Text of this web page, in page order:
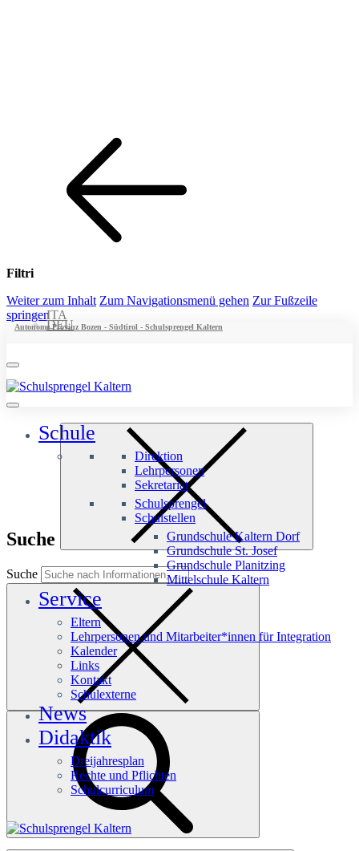
Filtri
Weiter zum Inhalt Zum Navigationsmenü gehen Zur Fußzeile
springen
Autonome Provinz Bozen - Südtirol - Schulsprengel Kaltern
ITA
DEU
Schule
Direktion
Lehrpersonen
Sekretariat
Schulsprengel
Schulstellen
Grundschule Kaltern Dorf
Grundschule St. Josef
Grundschule Planitzing
Mittelschule Kaltern
Service
Eltern
Lehrpersonen und Mitarbeiter*innen für Integration
Kalender
Links
Kontakt
Schulexterne
News
Didaktik
Dreijahresplan
Rechte und Pflichten
Schulcurriculum
Suche
Suche